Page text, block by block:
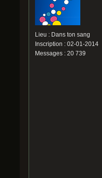
Lieu : Dans ton sang
Inscription : 02-01-2014
Messages : 20 739